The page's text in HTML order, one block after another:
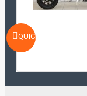
QUICKVIEW